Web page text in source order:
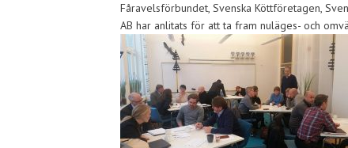
Fåravelsförbundet, Svenska Köttföretagen,
AB har anlitats för att ta fram nuläges- och